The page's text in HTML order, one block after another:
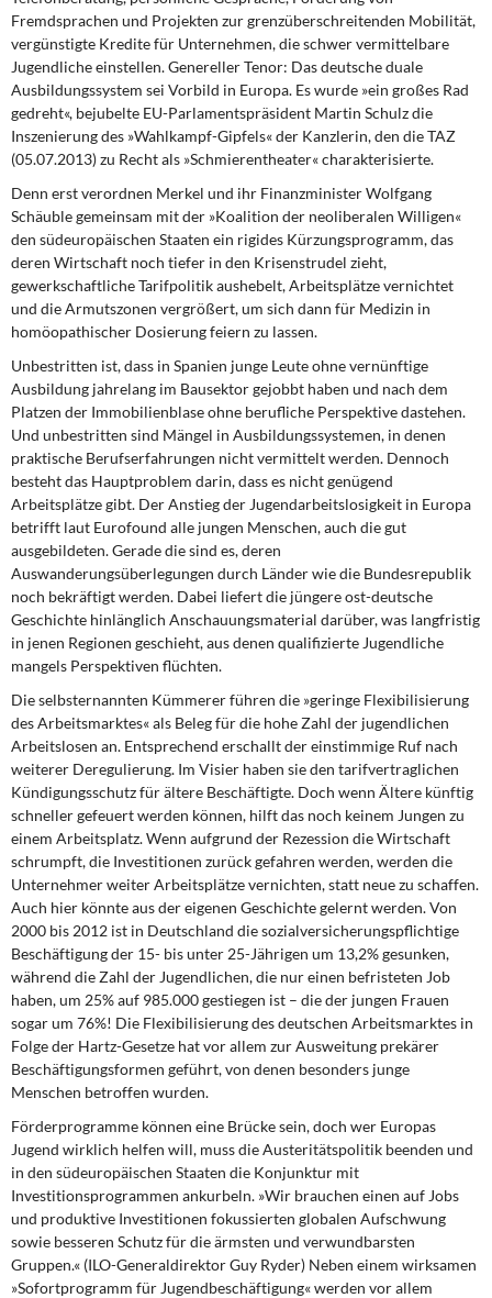
Fremdsprachen und Projekten zur grenzüberschreitenden Mobilität,
vergünstigte Kredite für Unternehmen, die schwer vermittelbare
Jugendliche einstellen. Genereller Tenor: Das deutsche duale
Ausbildungssystem sei Vorbild in Europa. Es wurde »ein großes Rad
gedreht«, bejubelte EU-Parlamentspräsident Martin Schulz die
Inszenierung des »Wahlkampf-Gipfels« der Kanzlerin, den die TAZ
(05.07.2013) zu Recht als »Schmierentheater« charakterisierte.
Denn erst verordnen Merkel und ihr Finanzminister Wolfgang
Schäuble gemeinsam mit der »Koalition der neoliberalen Willigen«
den südeuropäischen Staaten ein rigides Kürzungsprogramm, das
deren Wirtschaft noch tiefer in den Krisenstrudel zieht,
gewerkschaftliche Tarifpolitik aushebelt, Arbeitsplätze vernichtet
und die Armutszonen vergrößert, um sich dann für Medizin in
homöopathischer Dosierung feiern zu lassen.
Unbestritten ist,dass in Spanien junge Leute ohne vernünftige
Ausbildung jahrelang im Bausektor gejobbt haben und nach dem
Platzen der Immobilienblase ohne berufliche Perspektive dastehen.
Und unbestritten sind Mängel in Ausbildungssystemen, in denen
praktische Berufserfahrungen nicht vermittelt werden. Dennoch
besteht das Hauptproblem darin, dass es nicht genügend
Arbeitsplätze gibt. Der Anstieg der Jugendarbeitslosigkeit in Europa
betrifft laut Eurofound alle jungen Menschen, auch die gut
ausgebildeten. Gerade die sind es, deren
Auswanderungsüberlegungen durch Länder wie die Bundesrepublik
noch bekräftigt werden. Dabei liefert die jüngere ost-deutsche
Geschichte hinlänglich Anschauungsmaterial darüber, was langfristig
in jenen Regionen geschieht, aus denen qualifizierte Jugendliche
mangels Perspektiven flüchten.
Die selbsternannten Kümmererführen die »geringe Flexibilisierung
des Arbeitsmarktes« als Beleg für die hohe Zahl der jugendlichen
Arbeitslosen an. Entsprechend erschallt der einstimmige Ruf nach
weiterer Deregulierung. Im Visier haben sie den tarifvertraglichen
Kündigungsschutz für ältere Beschäftigte. Doch wenn Ältere künftig
schneller gefeuert werden können, hilft das noch keinem Jungen zu
einem Arbeitsplatz. Wenn aufgrund der Rezession die Wirtschaft
schrumpft, die Investitionen zurück gefahren werden, werden die
Unternehmer weiter Arbeitsplätze vernichten, statt neue zu schaffen.
Auch hier könnte aus der eigenen Geschichte gelernt werden. Von
2000 bis 2012 ist in Deutschland die sozialversicherungspflichtige
Beschäftigung der 15- bis unter 25-Jährigen um 13,2% gesunken,
während die Zahl der Jugendlichen, die nur einen befristeten Job
haben, um 25% auf 985.000 gestiegen ist – die der jungen Frauen
sogar um 76%! Die Flexibilisierung des deutschen Arbeitsmarktes in
Folge der Hartz-Gesetze hat vor allem zur Ausweitung prekärer
Beschäftigungsformen geführt, von denen besonders junge
Menschen betroffen wurden.
Förderprogramme können eine Brücke sein, doch wer Europas
Jugend wirklich helfen will, muss die Austeritätspolitik beenden und
in den südeuropäischen Staaten die Konjunktur mit
Investitionsprogrammen ankurbeln. »Wir brauchen einen auf Jobs
und produktive Investitionen fokussierten globalen Aufschwung
sowie besseren Schutz für die ärmsten und verwundbarsten
Gruppen.« (ILO-Generaldirektor Guy Ryder) Neben einem wirksamen
»Sofortprogramm für Jugendbeschäftigung« werden vor allem